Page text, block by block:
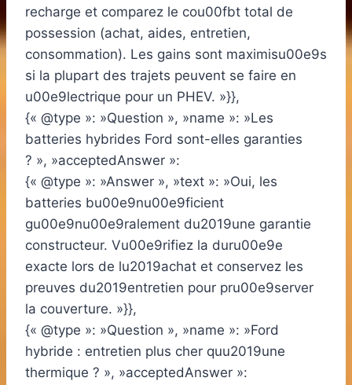
recharge et comparez le cou00fbt total de
possession (achat, aides, entretien,
consommation). Les gains sont maximisu00e9s
si la plupart des trajets peuvent se faire en
u00e9lectrique pour un PHEV. »}},
{« @type »: »Question », »name »: »Les
batteries hybrides Ford sont-elles garanties
? », »acceptedAnswer »:
{« @type »: »Answer », »text »: »Oui, les
batteries bu00e9nu00e9ficient
gu00e9nu00e9ralement du2019une garantie
constructeur. Vu00e9rifiez la duru00e9e
exacte lors de lu2019achat et conservez les
preuves du2019entretien pour pru00e9server
la couverture. »}},
{« @type »: »Question », »name »: »Ford
hybride : entretien plus cher quu2019une
thermique ? », »acceptedAnswer »: